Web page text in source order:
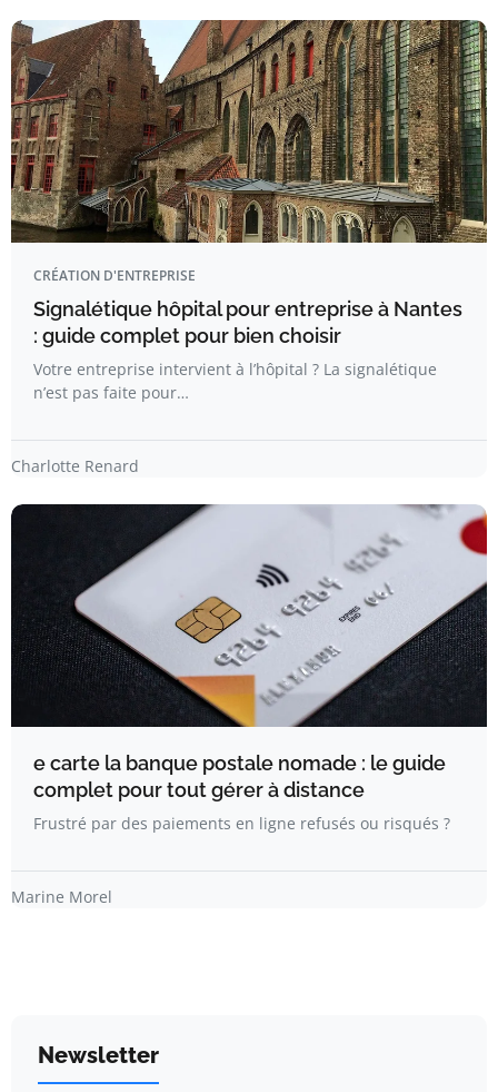
CRÉATION D'ENTREPRISE
Signalétique hôpital pour entreprise à Nantes
: guide complet pour bien choisir
Votre entreprise intervient à l’hôpital ? La signalétique
n’est pas faite pour…
Charlotte Renard
e carte la banque postale nomade : le guide
complet pour tout gérer à distance
Frustré par des paiements en ligne refusés ou risqués ?
Marine Morel
Newsletter